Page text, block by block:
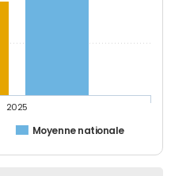
Moyenne nationale
2025